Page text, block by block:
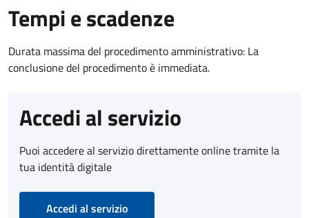
Tempi e scadenze
Durata massima del procedimento amministrativo: La
conclusione del procedimento è immediata.
Accedi al servizio
Puoi accedere al servizio direttamente online tramite la
tua identità digitale
Accedi al servizio